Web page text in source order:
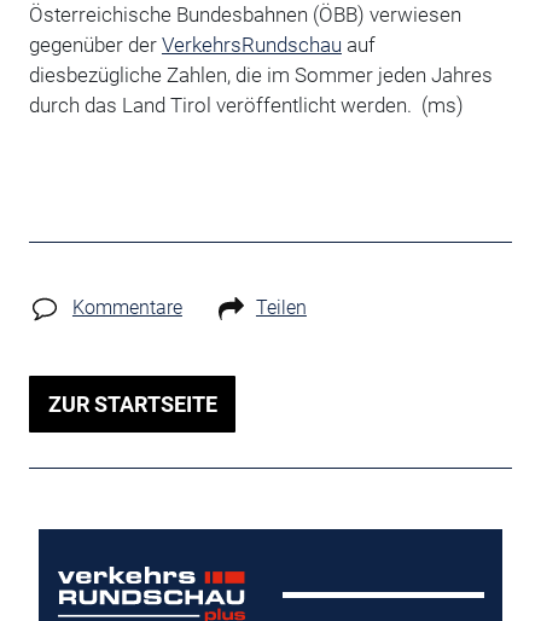
Österreichische Bundesbahnen (ÖBB) verwiesen
gegenüber der VerkehrsRundschau auf
diesbezügliche Zahlen, die im Sommer jeden Jahres
durch das Land Tirol veröffentlicht werden. (ms)
Kommentare Teilen
ZUR STARTSEITE